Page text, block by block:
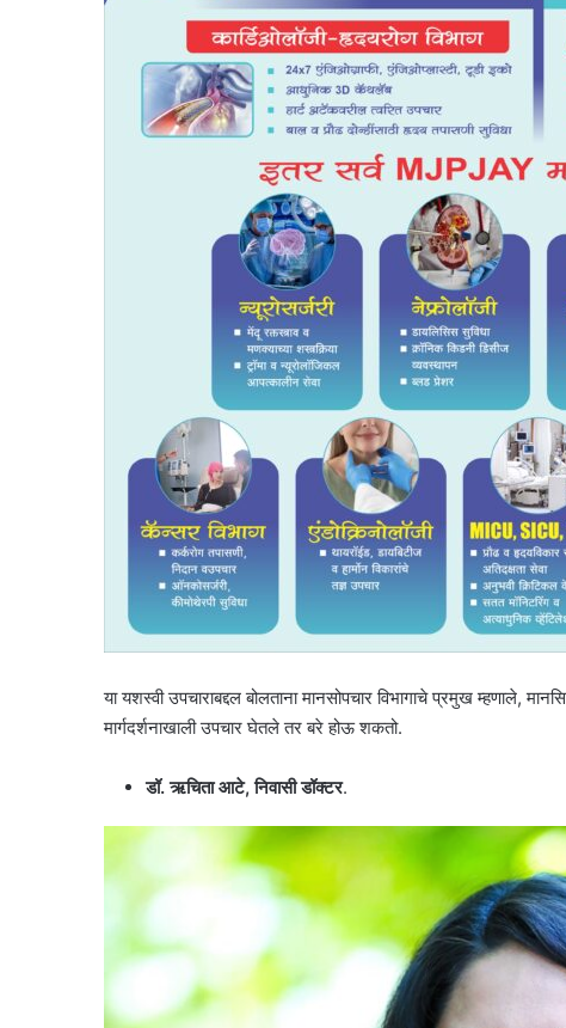
या यशस्वी उपचाराबद्दल बोलताना मानसोपचार विभागाचे प्रमुख म्हणाले,
मार्गदर्शनाखाली उपचार घेतले तर बरे होऊ शकतो.
डॉ. ऋचिता आटे, निवासी डॉक्टर.